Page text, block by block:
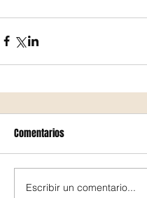
Comentarios
Escribir un comentario...